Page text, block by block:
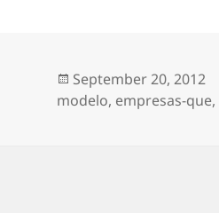
Posted
on
September 20, 2012
modelo, empresas-que,